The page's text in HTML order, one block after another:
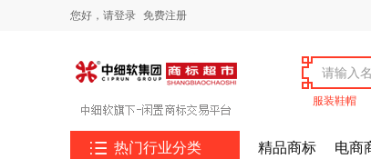
您好， 请登录 免费注册
服装鞋帽
 热门行业分类 精品商标 电商